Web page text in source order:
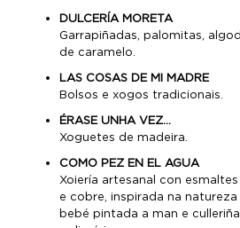
DULCERÍA MORETA
Garrapiñadas, palomitas,
de caramelo.
LAS COSAS DE MI MADRE
Bolsos e xogos tradicionais.
ÉRASE UNHA VEZ…
Xoguetes de madeira.
COMO PEZ EN EL AGUA
Xoiería artesanal con
e cobre, inspirada na
bebé pintada a man e